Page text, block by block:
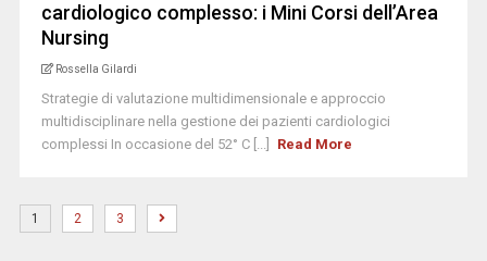
cardiologico complesso: i Mini Corsi dell’Area
Nursing
Rossella Gilardi
Strategie di valutazione multidimensionale e approccio
multidisciplinare nella gestione dei pazienti cardiologici
complessi In occasione del 52° C [...]
Read More
1 2 3